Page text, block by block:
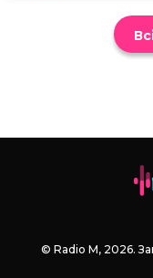
© Radio М, 2026.